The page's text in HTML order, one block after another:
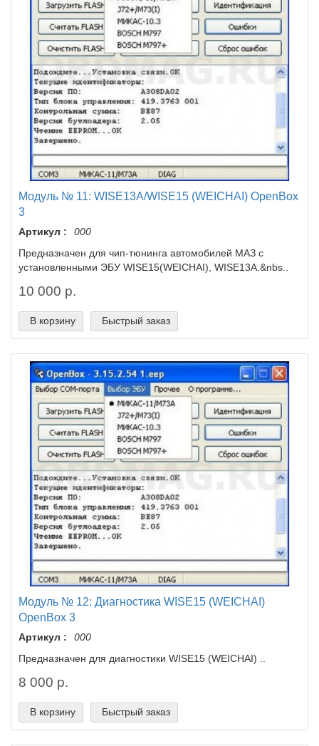
Модуль № 11: WISE13A/WISE15 (WEICHAI) OpenBox
3
Артикул :
000
Предназначен для чип-тюнинга автомобилей МАЗ с
установленными ЭБУ WISE15(WEICHAI), WISE13A.&nbs..
10 000 р.
В корзину Быстрый заказ
Модуль № 12: Диагностика WISE15 (WEICHAI)
OpenBox 3
Артикул :
000
Предназначен для диагностики WISE15 (WEICHAI) ..
8 000 р.
В корзину Быстрый заказ